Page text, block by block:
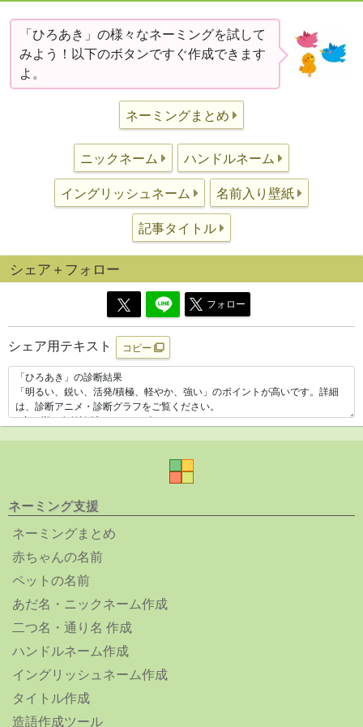
「ひろあき」の様々なネーミングを試して
みよう！以下のボタンですぐ作成できます
よ。
ネーミングまとめ
ニックネーム ハンドルネーム
イングリッシュネーム 名前入り壁紙
記事タイトル
シェア＋フォロー
フォロー
シェア用テキスト コピー
ネーミング支援
ネーミングまとめ
赤ちゃんの名前
ペットの名前
あだ名・ニックネーム作成
二つ名・通り名 作成
ハンドルネーム作成
イングリッシュネーム作成
タイトル作成
造語作成ツール